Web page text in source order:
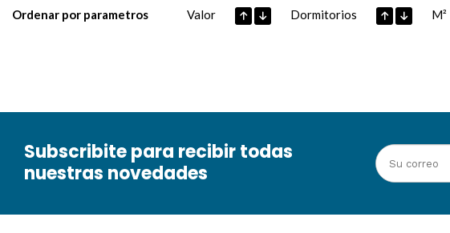
Ordenar por parametros Valor Dormitorios M²
Subscribite para recibir todas
nuestras novedades